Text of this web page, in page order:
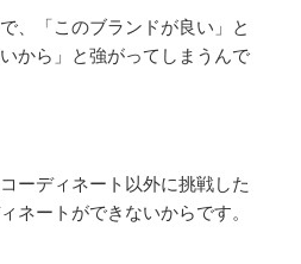
、「このブランドが良い」と
から」と強がってしまうんで
ーディネート以外に挑戦した
ネートができないからです。